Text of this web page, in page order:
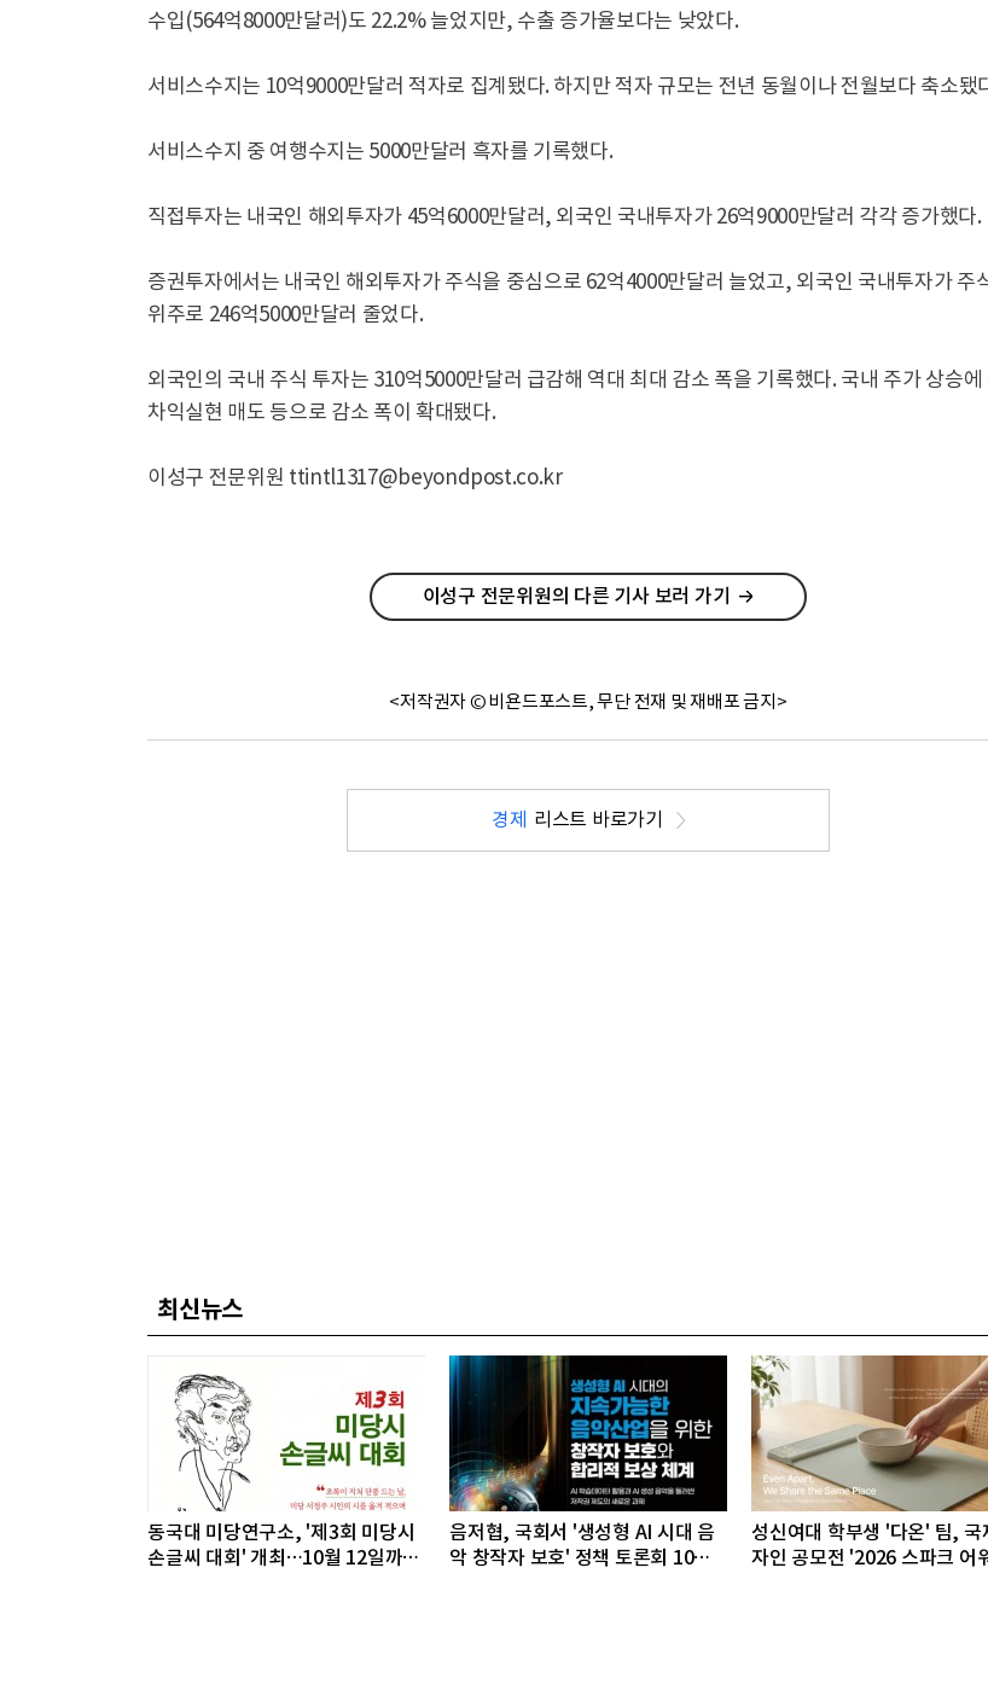
수입(564억8000만달러)도 22.2% 늘었지만, 수출 증가율보다는 낮았다.
서비스수지는 10억9000만달러 적자로 집계됐다. 하지만 적자 규모는 전년 동월이나 전월보다 축소됐
서비스수지 중 여행수지는 5000만달러 흑자를 기록했다.
직접투자는 내국인 해외투자가 45억6000만달러, 외국인 국내투자가 26억9000만달러 각각 증가했다.
증권투자에서는 내국인 해외투자가 주식을 중심으로 62억4000만달러 늘었고, 외국인 국내투자가 주
위주로 246억5000만달러 줄었다.
외국인의 국내 주식 투자는 310억5000만달러 급감해 역대 최대 감소 폭을 기록했다. 국내 주가 상승에
차익실현 매도 등으로 감소 폭이 확대됐다.
이성구 전문위원 ttintl1317@beyondpost.co.kr
이성구 전문위원의 다른 기사 보러 가기
<저작권자 © 비욘드포스트, 무단 전재 및 재배포 금지>
경제 리스트 바로가기
최신뉴스
동국대 미당연구소, '제3회 미당시
손글씨 대회' 개최…10월 12일까지
음저협, 국회서 '생성형 AI 시대 음
악 창작자 보호' 정책 토론회 10일
성신여대 학부생 '다온' 팀, 국
자인 공모전 '2026 스파크 어